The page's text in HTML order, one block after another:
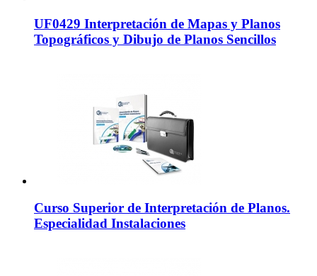
UF0429 Interpretación de Mapas y Planos
Topográficos y Dibujo de Planos Sencillos
Curso Superior de Interpretación de Planos.
Especialidad Instalaciones